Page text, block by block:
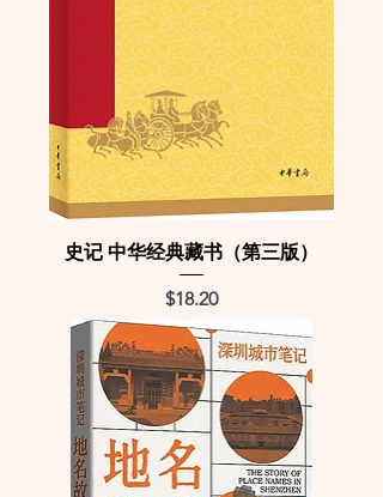
史记 中华经典藏书（第三版）
Price
$18.20